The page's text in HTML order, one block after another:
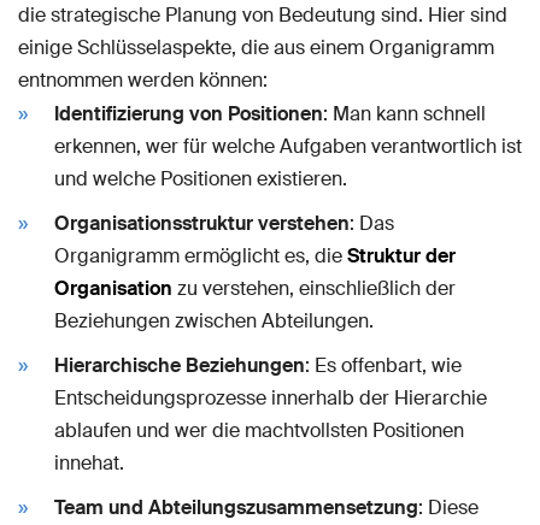
die strategische Planung von Bedeutung sind. Hier sind
einige Schlüsselaspekte, die aus einem Organigramm
entnommen werden können:
Identifizierung von Positionen: Man kann schnell
erkennen, wer für welche Aufgaben verantwortlich ist
und welche Positionen existieren.
Organisationsstruktur verstehen: Das
Organigramm ermöglicht es, dieStruktur der
Organisation zu verstehen, einschließlich der
Beziehungen zwischen Abteilungen.
Hierarchische Beziehungen: Es offenbart, wie
Entscheidungsprozesse innerhalb der Hierarchie
ablaufen und wer die machtvollsten Positionen
innehat.
Team und Abteilungszusammensetzung: Diese